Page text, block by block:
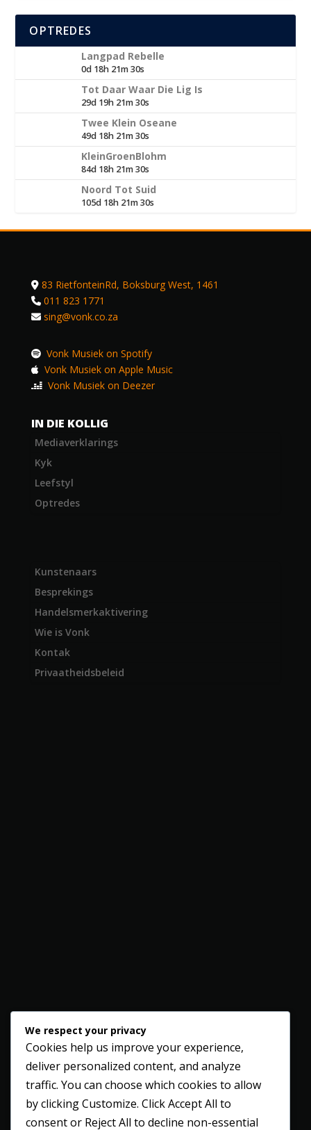
OPTREDES
Langpad Rebelle
0d 18h 21m 30s
Tot Daar Waar Die Lig Is
29d 19h 21m 30s
Twee Klein Oseane
49d 18h 21m 30s
KleinGroenBlohm
84d 18h 21m 30s
Noord Tot Suid
105d 18h 21m 30s
83 RietfonteinRd, Boksburg West, 1461
011 823 1771
sing@vonk.co.za
Vonk Musiek on Spotify
Vonk Musiek on Apple Music
Vonk Musiek on Deezer
IN DIE KOLLIG
Mediaverklarings
Kyk
Leefstyl
Optredes
Kunstenaars
Besprekings
Handelsmerkaktivering
Wie is Vonk
Kontak
Privaatheidsbeleid
We respect your privacy
Cookies help us improve your experience,
deliver personalized content, and analyze
traffic. You can choose which cookies to allow
by clickingCustomize. ClickAccept All to
consent or Reject All to decline non-essential